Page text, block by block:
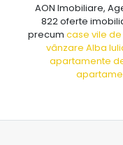
AON Imobiliare,
822 oferte
precum case vile
vânzare Alba
apartamente